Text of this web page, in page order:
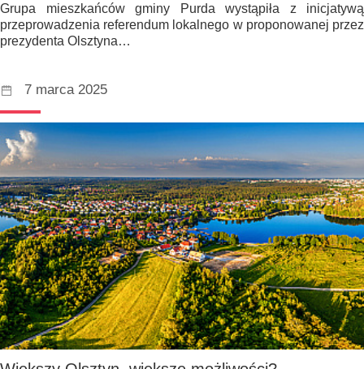
Grupa mieszkańców gminy Purda wystąpiła z inicjatywą
przeprowadzenia referendum lokalnego w proponowanej przez
prezydenta Olsztyna…
7 marca 2025